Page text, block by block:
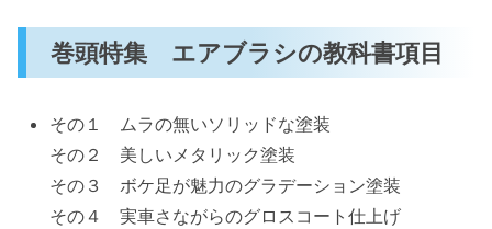
巻頭特集 エアブラシの教科書項目
その１ ムラの無いソリッドな塗装
その２ 美しいメタリック塗装
その３ ボケ足が魅力のグラデーション塗装
その４ 実車さながらのグロスコート仕上げ